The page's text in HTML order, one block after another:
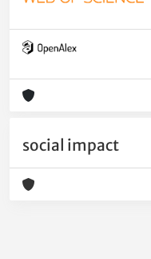
social impact